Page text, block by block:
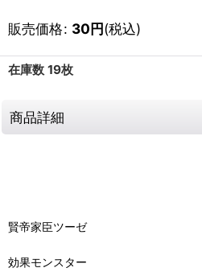
販売価格: 30円(税込)
在庫数 19枚
商品詳細
賢帝家臣ツーゼ
効果モンスター